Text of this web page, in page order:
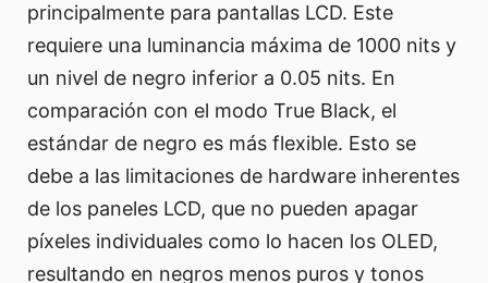
principalmente para pantallas LCD. Este
requiere una luminancia máxima de 1000 nits y
un nivel de negro inferior a 0.05 nits. En
comparación con el modo True Black, el
estándar de negro es más flexible. Esto se
debe a las limitaciones de hardware inherentes
de los paneles LCD, que no pueden apagar
píxeles individuales como lo hacen los OLED,
resultando en negros menos puros y tonos